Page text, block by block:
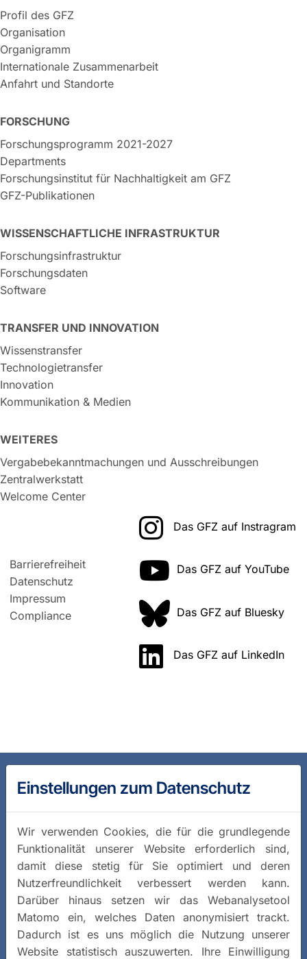
Profil des GFZ
Organisation
Organigramm
Internationale Zusammenarbeit
Anfahrt und Standorte
FORSCHUNG
Forschungsprogramm 2021-2027
Departments
Forschungsinstitut für Nachhaltigkeit am GFZ
GFZ-Publikationen
WISSENSCHAFTLICHE INFRASTRUKTUR
Forschungsinfrastruktur
Forschungsdaten
Software
TRANSFER UND INNOVATION
Wissenstransfer
Technologietransfer
Innovation
Kommunikation & Medien
WEITERES
Vergabebekanntmachungen und Ausschreibungen
Zentralwerkstatt
Welcome Center
Barrierefreiheit
Datenschutz
Impressum
Compliance
Das GFZ auf Instragram
Das GFZ auf YouTube
Das GFZ auf Bluesky
Das GFZ auf LinkedIn
Einstellungen zum Datenschutz
Wir verwenden Cookies, die für die grundlegende
Funktionalität unserer Website erforderlich sind,
damit diese stetig für Sie optimiert und deren
Nutzerfreundlichkeit verbessert werden kann.
Darüber hinaus setzen wir das Webanalysetool
Matomo ein, welches Daten anonymisiert trackt.
Dadurch ist es uns möglich die Nutzung unserer
Website statistisch auszuwerten. Ihre Einwilligung